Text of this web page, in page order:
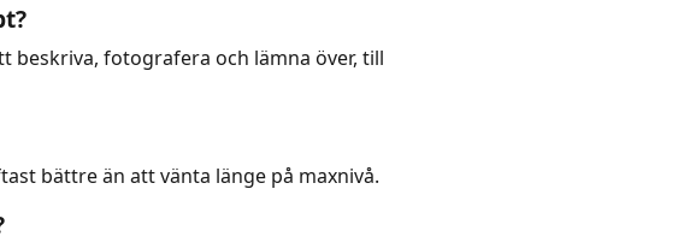
beskriva, fotografera och lämna över, till
bättre än att vänta länge på maxnivå.